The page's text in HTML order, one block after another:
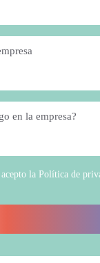
en la empresa?
la Política de